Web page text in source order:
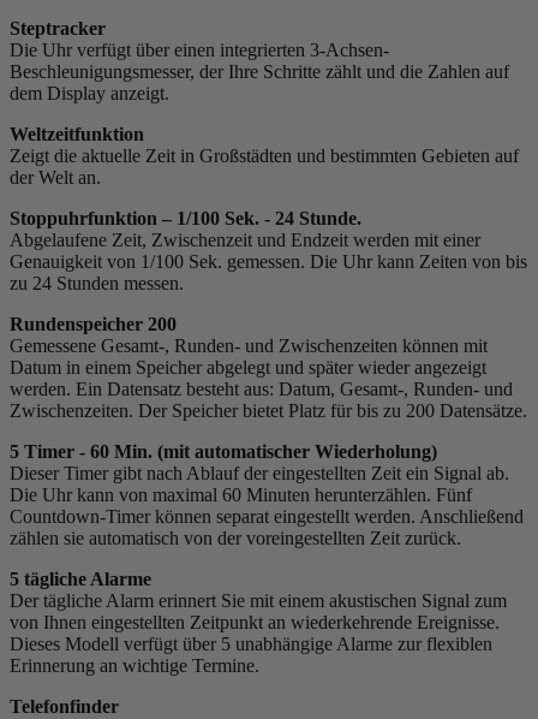
Steptracker
Die Uhr verfügt über einen integrierten 3-Achsen-
Beschleunigungsmesser, der Ihre Schritte zählt und die Zahlen auf
dem Display anzeigt.
Weltzeitfunktion
Zeigt die aktuelle Zeit in Großstädten und bestimmten Gebieten auf
der Welt an.
Stoppuhrfunktion – 1/100 Sek. - 24 Stunde.
Abgelaufene Zeit, Zwischenzeit und Endzeit werden mit einer
Genauigkeit von 1/100 Sek. gemessen. Die Uhr kann Zeiten von bis
zu 24 Stunden messen.
Rundenspeicher 200
Gemessene Gesamt-, Runden- und Zwischenzeiten können mit
Datum in einem Speicher abgelegt und später wieder angezeigt
werden. Ein Datensatz besteht aus: Datum, Gesamt-, Runden- und
Zwischenzeiten. Der Speicher bietet Platz für bis zu 200 Datensätze.
5 Timer - 60 Min. (mit automatischer Wiederholung)
Dieser Timer gibt nach Ablauf der eingestellten Zeit ein Signal ab.
Die Uhr kann von maximal 60 Minuten herunterzählen. Fünf
Countdown-Timer können separat eingestellt werden. Anschließend
zählen sie automatisch von der voreingestellten Zeit zurück.
5 tägliche Alarme
Der tägliche Alarm erinnert Sie mit einem akustischen Signal zum
von Ihnen eingestellten Zeitpunkt an wiederkehrende Ereignisse.
Dieses Modell verfügt über 5 unabhängige Alarme zur flexiblen
Erinnerung an wichtige Termine.
Telefonfinder